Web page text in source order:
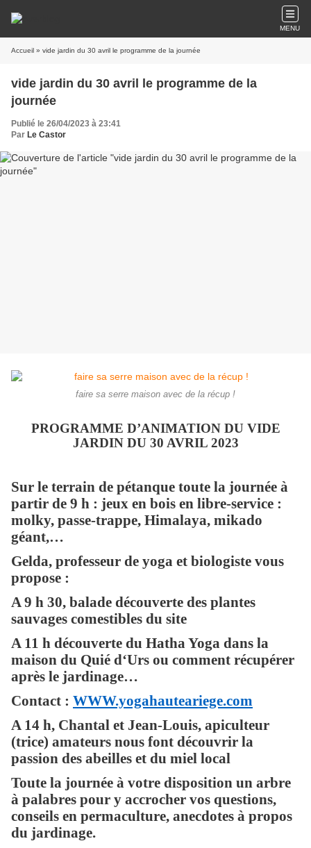
MENU
Accueil » vide jardin du 30 avril le programme de la journée
vide jardin du 30 avril le programme de la
journée
Publié le 26/04/2023 à 23:41
Par Le Castor
faire sa serre maison avec de la récup !
PROGRAMME D’ANIMATION DU VIDE
JARDIN DU 30 AVRIL 2023
Sur le terrain de pétanque toute la journée à
partir de 9 h : jeux en bois en libre-service :
molky, passe-trappe, Himalaya, mikado
géant,…
Gelda, professeur de yoga et biologiste vous
propose :
A 9 h 30, balade découverte des plantes
sauvages comestibles du site
A 11 h découverte du Hatha Yoga dans la
maison du Quié d‘Urs ou comment récupérer
après le jardinage…
Contact : WWW.yogahauteariege.com
A 14 h, Chantal et Jean-Louis, apiculteur
(trice) amateurs nous font découvrir la
passion des abeilles et du miel local
Toute la journée à votre disposition un arbre
à palabres pour y accrocher vos questions,
conseils en permaculture, anecdotes à propos
du jardinage.